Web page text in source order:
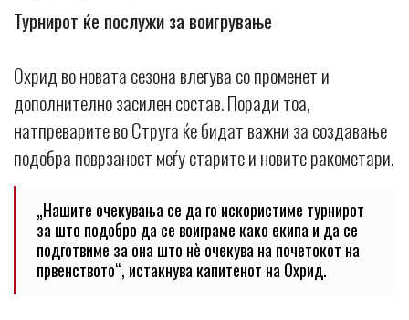
Турнирот ќе послужи за воигрување
Охрид во новата сезона влегува со променет и
дополнително засилен состав. Поради тоа,
натпреварите во Струга ќе бидат важни за создавање
подобра поврзаност меѓу старите и новите ракометари.
„Нашите очекувања се да го искористиме турнирот
за што подобро да се воиграме како екипа и да се
подготвиме за она што нè очекува на почетокот на
првенството“, истакнува капитенот на Охрид.